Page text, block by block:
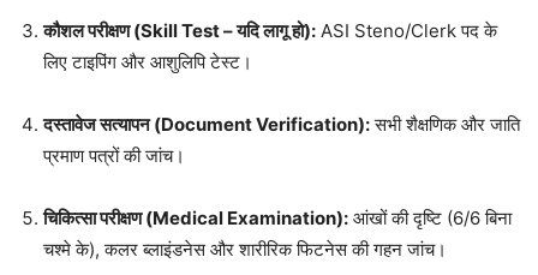
कौशल परीक्षण (Skill Test – यदि लागू हो): ASI Steno/Clerk पद के
लिए टाइपिंग और आशुलिपि टेस्ट।
दस्तावेज सत्यापन (Document Verification):सभी शैक्षणिक और जाति
प्रमाण पत्रों की जांच।
चिकित्सा परीक्षण (Medical Examination): आंखों की दृष्टि (6/6 बिना
चश्मे के), कलर ब्लाइंडनेस और शारीरिक फिटनेस की गहन जांच।